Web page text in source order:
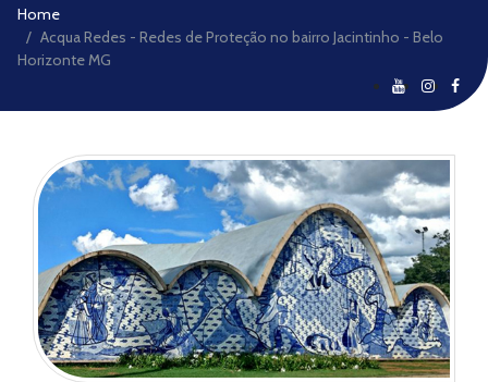
Home
Acqua Redes - Redes de Proteção no bairro Jacintinho - Belo
Horizonte MG